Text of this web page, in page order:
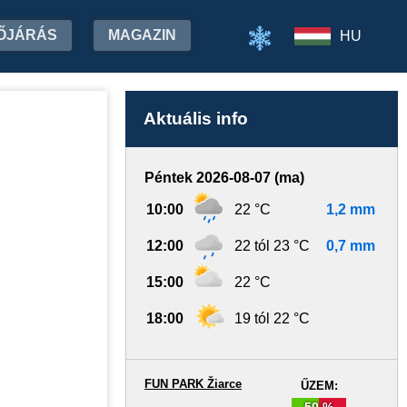
MAGAZIN HU
Aktuális info
Péntek 2026-08-07 (ma)
10:00 22 °C 1,2 mm
12:00 22 tól 23 °C 0,7 mm
15:00 22 °C
18:00 19 tól 22 °C
ŰZEM:
FUN PARK Žiarce